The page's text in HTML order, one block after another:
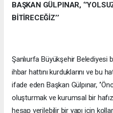
BAŞKAN GÜLPINAR,
BİTİRECEĞİZ’’
Şanlıurfa Büyükşehir Belediyesi
ihbar hattını kurduklarını ve bu
ifade eden Başkan Gülpınar,
oluşturmak ve kurumsal bir
hesap verilebilir bir yapı için